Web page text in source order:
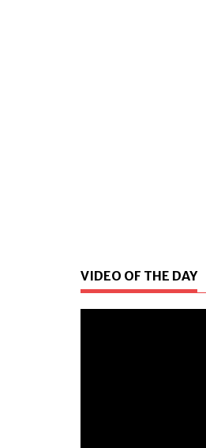
VIDEO OF THE DAY